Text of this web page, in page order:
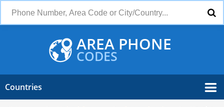
AREA PHONE
CODES
Countries